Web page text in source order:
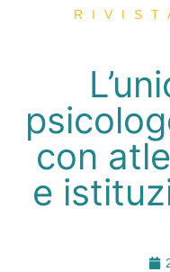
con
e